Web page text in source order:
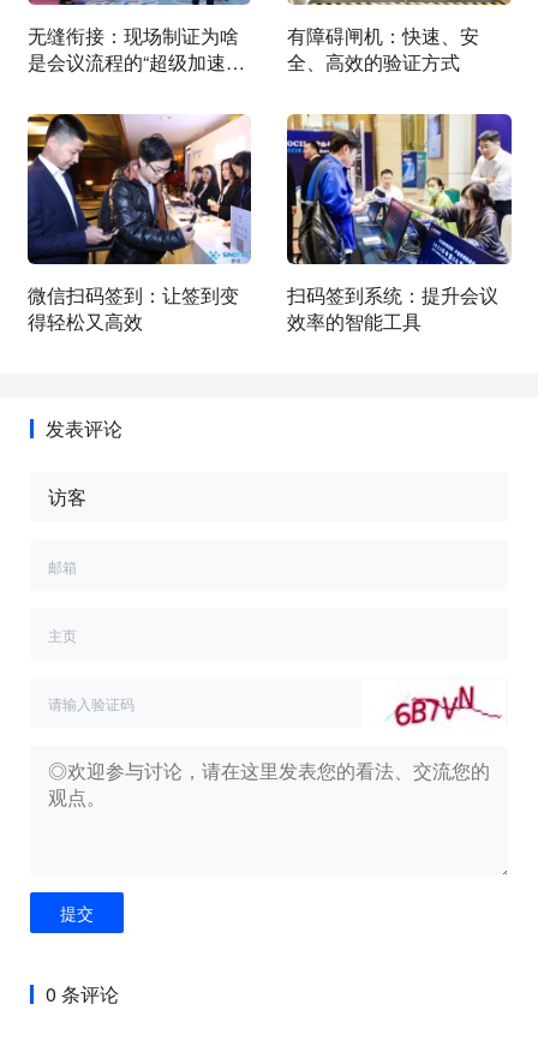
无缝衔接：现场制证为啥
是会议流程的“超级加速
有障碍闸机：快速、安
全、高效的验证方式
微信扫码签到：让签到变
得轻松又高效
扫码签到系统：提升会议
效率的智能工具
发表评论
提交
0 条评论